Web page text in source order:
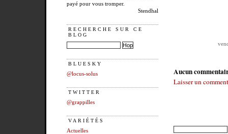
payé pour vous tromper.
Stendhal
RECHERCHE SUR CE
BLOG
BLUESKY
@locus-solus
TWITTER
@grappilles
VARIÉTÉS
Actuelles
Aucun
Laisser un